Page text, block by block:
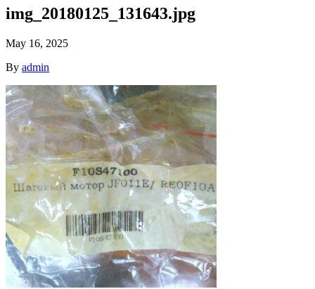
img_20180125_131643.jpg
May 16, 2025
By admin